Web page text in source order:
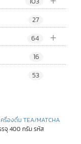
27
+
64
16
53
รื่องดื่ม TEA/MATCHA
รจุ 400 กรัม รหัส